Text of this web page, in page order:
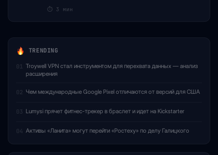
⏱ 3 мин
TRENDING
01 Troywell VPN стал инструментом для перехвата данных — анализ
расширения
02 Чем международные Google Pixel отличаются от версий для США
03 Lumysi прячет фитнес-трекер в браслет и идет на Kickstarter
04 Активы «Ланита» могут перейти «Ростеху» по делу Галицкого